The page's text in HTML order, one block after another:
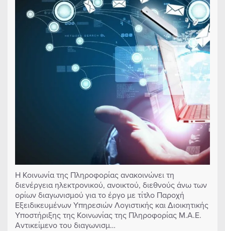
Η Κοινωνία της Πληροφορίας ανακοινώνει τη
διενέργεια ηλεκτρονικού, ανοικτού, διεθνούς άνω των
ορίων διαγωνισμού για το έργο με τίτλο Παροχή
Εξειδικευμένων Υπηρεσιών Λογιστικής και Διοικητικής
Υποστήριξης της Κοινωνίας της Πληροφορίας Μ.Α.Ε.
Αντικείμενο του διαγωνισμ…